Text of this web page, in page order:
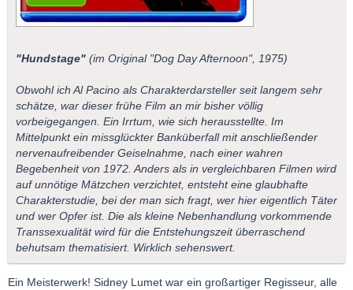
"Hundstage" (im Original "Dog Day Afternoon", 1975)
Obwohl ich Al Pacino als Charakterdarsteller seit langem sehr
schätze, war dieser frühe Film an mir bisher völlig
vorbeigegangen. Ein Irrtum, wie sich herausstellte. Im
Mittelpunkt ein missglückter Banküberfall mit anschließender
nervenaufreibender Geiselnahme, nach einer wahren
Begebenheit von 1972. Anders als in vergleichbaren Filmen wird
auf unnötige Mätzchen verzichtet, entsteht eine glaubhafte
Charakterstudie, bei der man sich fragt, wer hier eigentlich Täter
und wer Opfer ist. Die als kleine Nebenhandlung vorkommende
Transsexualität wird für die Entstehungszeit überraschend
behutsam thematisiert. Wirklich sehenswert.
Ein Meisterwerk! Sidney Lumet war ein großartiger Regisseur, alle